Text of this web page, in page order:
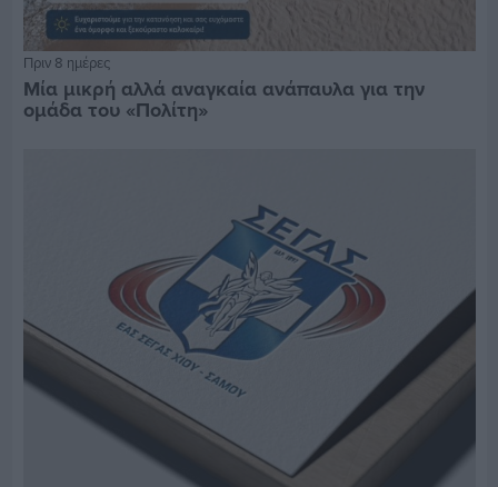
Πριν 8 ημέρες
Μία μικρή αλλά αναγκαία ανάπαυλα για την
ομάδα του «Πολίτη»